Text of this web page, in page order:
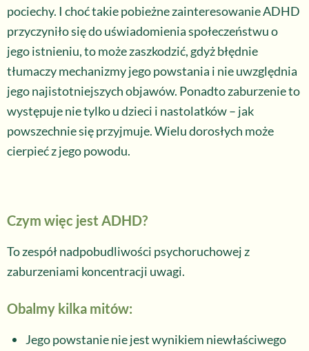
pociechy. I choć takie pobieżne zainteresowanie ADHD
przyczyniło się do uświadomienia społeczeństwu o
jego istnieniu, to może zaszkodzić, gdyż błędnie
tłumaczy mechanizmy jego powstania i nie uwzględnia
jego najistotniejszych objawów. Ponadto zaburzenie to
występuje nie tylko u dzieci i nastolatków – jak
powszechnie się przyjmuje. Wielu dorosłych może
cierpieć z jego powodu.
Czym więc jest ADHD?
To zespół nadpobudliwości psychoruchowej z
zaburzeniami koncentracji uwagi.
Obalmy kilka mitów:
Jego powstanie nie jest wynikiem niewłaściwego